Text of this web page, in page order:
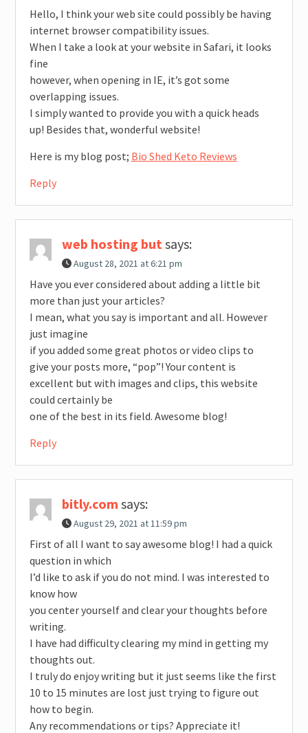
Hello, I think your web site could possibly be having
internet browser compatibility issues.
When I take a look at your website in Safari, it looks
fine
however, when opening in IE, it’s got some
overlapping issues.
I simply wanted to provide you with a quick heads
up! Besides that, wonderful website!
Here is my blog post; Bio Shed Keto Reviews
Reply
web hosting but says:
August 28, 2021 at 6:21 pm
Have you ever considered about adding a little bit
more than just your articles?
I mean, what you say is important and all. However
just imagine
if you added some great photos or video clips to
give your posts more, “pop”! Your content is
excellent but with images and clips, this website
could certainly be
one of the best in its field. Awesome blog!
Reply
bitly.com says:
August 29, 2021 at 11:59 pm
First of all I want to say awesome blog! I had a quick
question in which
I’d like to ask if you do not mind. I was interested to
know how
you center yourself and clear your thoughts before
writing.
I have had difficulty clearing my mind in getting my
thoughts out.
I truly do enjoy writing but it just seems like the first
10 to 15 minutes are lost just trying to figure out
how to begin.
Any recommendations or tips? Appreciate it!